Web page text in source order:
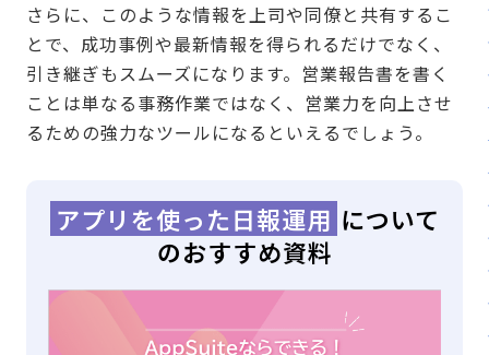
さらに、このような情報を上司や同僚と共有するこ
とで、成功事例や最新情報を得られるだけでなく、
引き継ぎもスムーズになります。営業報告書を書く
ことは単なる事務作業ではなく、営業力を向上させ
るための強力なツールになるといえるでしょう。
アプリを使った日報運用 について
のおすすめ資料